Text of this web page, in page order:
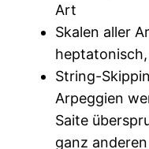
Art
Skalen aller
heptatonisch,
String-
Arpeggien
Saite
ganz